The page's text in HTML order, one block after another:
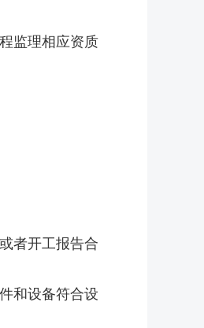
监理相应资质
者开工报告合
和设备符合设